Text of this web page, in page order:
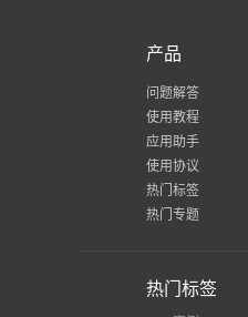
产品
问题解答
使用教程
应用助手
使用协议
热门标签
热门专题
热门标签